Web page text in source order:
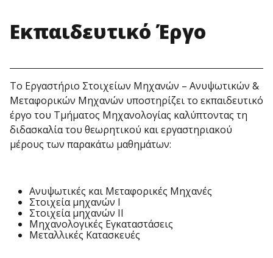
Εκπαιδευτικό Έργο
Το Εργαστήριο Στοιχείων Μηχανών – Ανυψωτικών &
Μεταφορικών Μηχανών υποστηρίζει το εκπαιδευτικό
έργο του Τμήματος Μηχανολογίας καλύπτοντας τη
διδασκαλία του θεωρητικού και εργαστηριακού
μέρους των παρακάτω μαθημάτων:
Ανυψωτικές και Μεταφορικές Μηχανές
Στοιχεία μηχανών Ι
Στοιχεία μηχανών ΙΙ
Μηχανολογικές Εγκαταστάσεις
Μεταλλικές Κατασκευές